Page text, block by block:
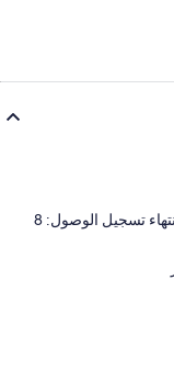
وقت بدء تسجيل الوصول: 4 عصرًا؛ وقت انتهاء تسجيل الوصول: 8